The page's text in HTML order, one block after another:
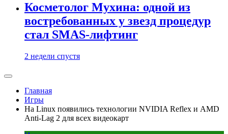
Косметолог Мухина: одной из
востребованных у звезд процедур
стал SMAS-лифтинг
2 недели спустя
Главная
Игры
На Linux появились технологии NVIDIA Reflex и AMD
Anti-Lag 2 для всех видеокарт